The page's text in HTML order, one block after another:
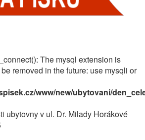
The mysql extension is
removed in the future: use mysqli or
www/new/ubytovani/
ubytovny v ul. Dr. Milady Horákové